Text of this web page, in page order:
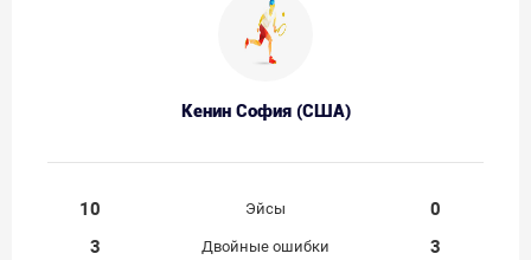
Кенин София (США)
10 Эйсы
0
3
Двойные ошибки
3